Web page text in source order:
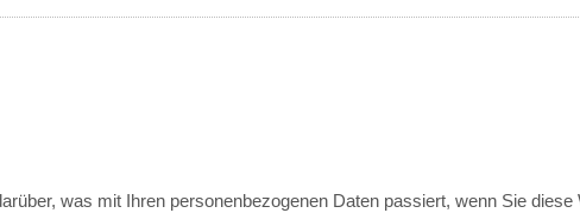
was mit Ihren personenbezogenen Daten passiert, wenn Sie diese